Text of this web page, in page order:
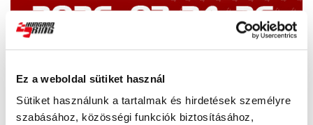
Ez a weboldal sütiket használ
Sütiket használunk a tartalmak és hirdetések személyre
szabásához, közösségi funkciók biztosításához,